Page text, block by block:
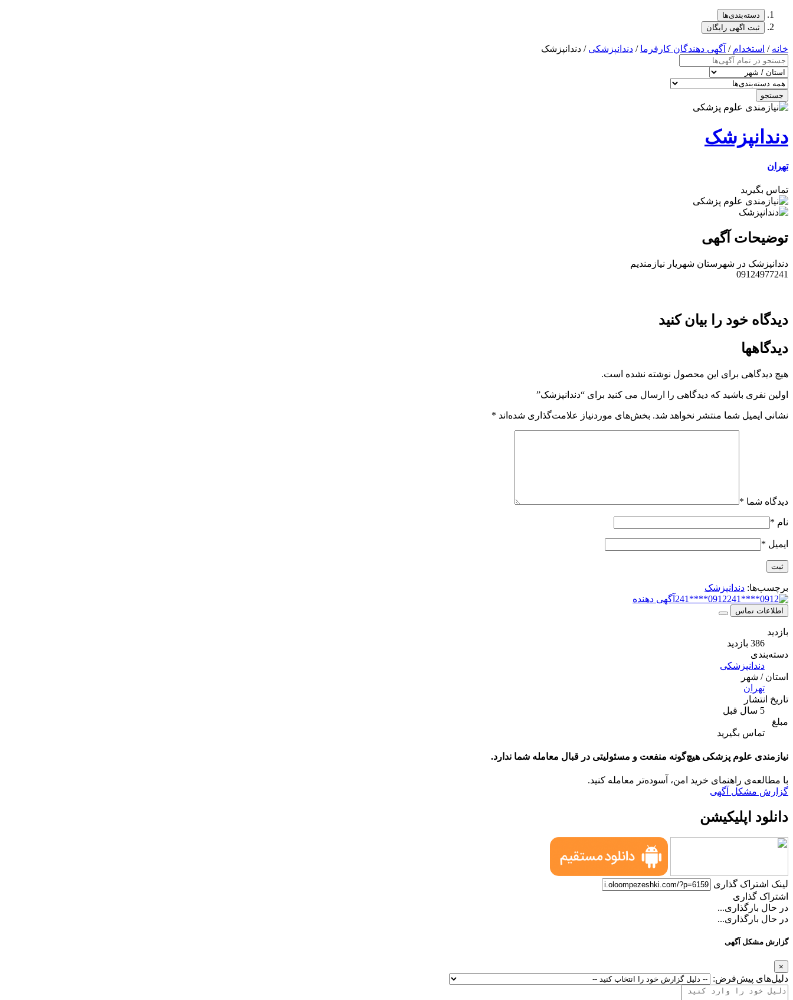
دسته‌بندی‌ها
ثبت اگهی رایگان
خانه / استخدام / آگهی دهندگان کارفرما / دندانپزشکی / دندانپزشک
جستجو
دندانپزشک
تهران
تماس بگیرید
توضیحات آگهی
دندانپزشک در شهرستان شهریار نیازمندیم
09124977241
دیدگاه خود را بیان کنید
دیدگاهها
هیچ دیدگاهی برای این محصول نوشته نشده است.
اولین نفری باشید که دیدگاهی را ارسال می کنید برای “دندانپزشک”
نشانی ایمیل شما منتشر نخواهد شد. بخش‌های موردنیاز علامت‌گذاری شده‌اند *
دیدگاه شما *
نام *
ایمیل *
برچسب‌ها: دندانپزشک
0912****241
آگهی دهنده
اطلاعات تماس
بازدید
386 بازدید
دسته‌بندی
دندانپزشکی
استان / شهر
تهران
تاریخ انتشار
5 سال قبل
مبلغ
تماس بگیرید
نیازمندی علوم پزشکی هیچ‌گونه منفعت و مسئولیتی در قبال معامله شما ندارد.
با مطالعه‌ی راهنمای خرید امن، آسوده‌تر معامله کنید.
گزارش مشکل آگهی
دانلود اپلیکیشن
لینک اشتراک گذاری
اشتراک گذاری
در حال بارگذاری...
در حال بارگذاری...
گزارش مشکل آگهی
×
دلیل‌های پیش‌فرض: